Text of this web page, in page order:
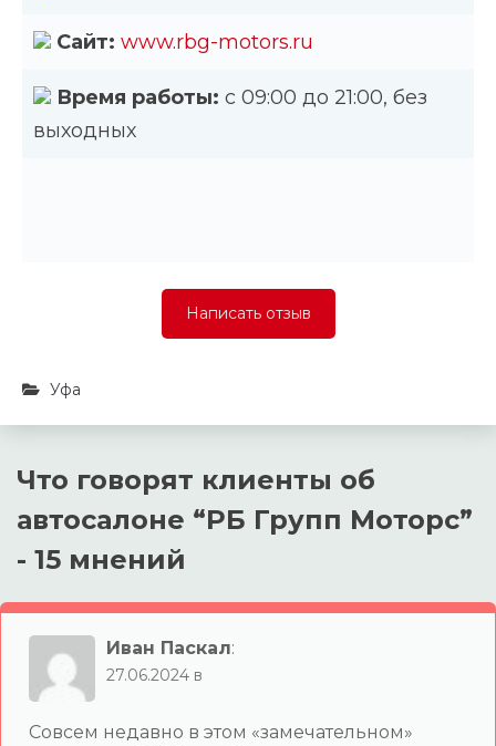
Сайт: www.rbg-motors.ru
Время работы: с 09:00 до 21:00, без
выходных
Написать отзыв
Уфа
Что говорят клиенты об
автосалоне “РБ Групп Моторс”
- 15 мнений
Иван Паскал:
27.06.2024 в
Совсем недавно в этом «замечательном»